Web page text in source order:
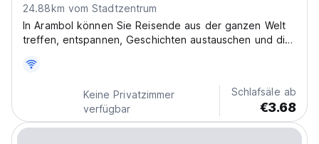
24.88km vom Stadtzentrum
In Arambol können Sie Reisende aus der ganzen Welt
treffen, entspannen, Geschichten austauschen und die
Keine Privatzimmer
verfügbar
Schlafsäle ab
€3.68